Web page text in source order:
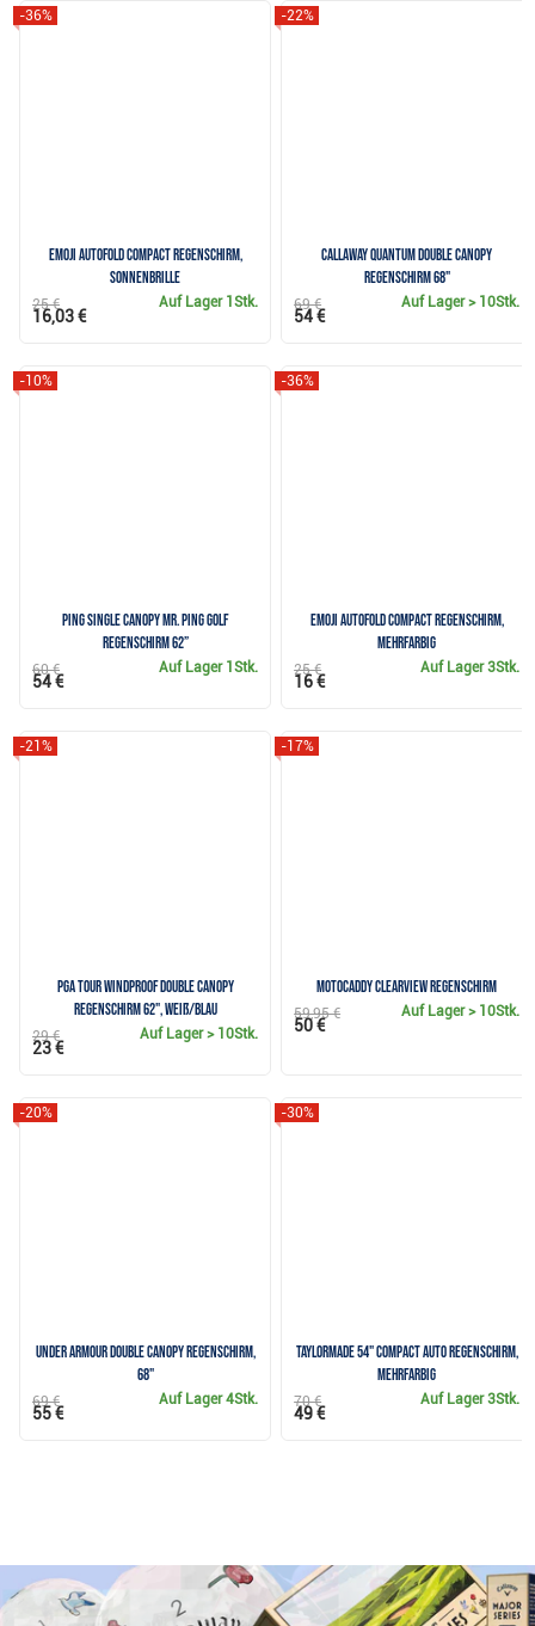
Emoji AutoFold Compact Regenschirm,
Sonnenbrille
-36%
Auf Lager 1Stk.
25 €
16,03 €
Callaway QUANTUM Double Canopy
Regenschirm 68"
-22%
Auf Lager> 10Stk.
69 €
54 €
Ping Single Canopy Mr. Ping Golf
Regenschirm 62”
-10%
Auf Lager 1Stk.
60 €
54 €
Emoji AutoFold Compact Regenschirm,
mehrfarbig
-36%
Auf Lager3Stk.
25 €
16 €
PGA Tour Windproof Double Canopy
Regenschirm 62", weiß/blau
-21%
Auf Lager> 10Stk.
29 €
23 €
Motocaddy Clearview Regenschirm
-17%
Auf Lager> 10Stk.
59,95 €
50 €
Under Armour Double Canopy Regenschirm,
68"
-20%
Auf Lager4Stk.
69 €
55 €
TaylorMade 54" Compact Auto Regenschirm,
mehrfarbig
-30%
Auf Lager3Stk.
70 €
49 €